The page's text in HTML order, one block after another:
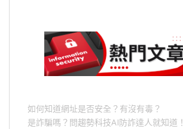
如何知道網址是否安全？有沒有毒？
是詐騙嗎？問趨勢科技AI防詐達人就知道！